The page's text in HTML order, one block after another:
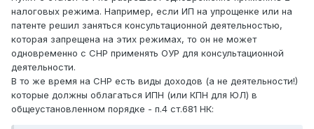
налоговых режима. Например, если ИП на упрощенке или на
патенте решил заняться консультационной деятельностью,
которая запрещена на этих режимах, то он не может
одновременно с СНР применять ОУР для консультационной
деятельности.
В то же время на СНР есть виды доходов (а не деятельности!)
которые должны облагаться ИПН (или КПН для ЮЛ) в
общеустановленном порядке - п.4 ст.681 НК: